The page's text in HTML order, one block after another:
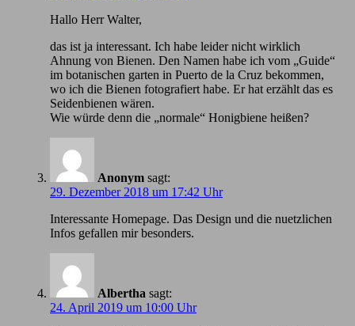
Hallo Herr Walter,
das ist ja interessant. Ich habe leider nicht wirklich
Ahnung von Bienen. Den Namen habe ich vom „Guide“
im botanischen garten in Puerto de la Cruz bekommen,
wo ich die Bienen fotografiert habe. Er hat erzählt das es
Seidenbienen wären.
Wie würde denn die „normale“ Honigbiene heißen?
Anonym sagt:
29. Dezember 2018 um 17:42 Uhr
Іnteressante Homepage. Das Design und die nuetzlichen
Infos gefallen mir besonders.
Albertha sagt:
24. April 2019 um 10:00 Uhr